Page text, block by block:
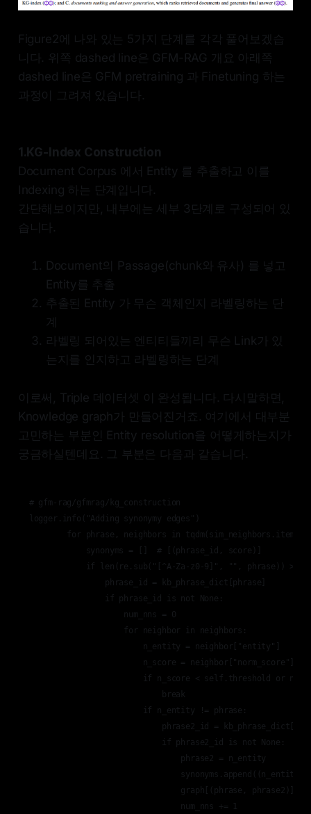
Figure2에 나와 있는 5가지 단계를 각각 풀어보겠습
니다. 위쪽 dashed line은 GFM-RAG 개요 아래쪽
dashed line은 GFM pretraining 과 Finetuning 하는
과정이 그려져 있습니다.
1.KG-Index Construction
Document Corpus 에서 Entity 를 추출하고 이를
Indexing 하는 단계입니다.
간단해보이지만, 내부에는 세부 3단계로 구성되어 있
습니다.
Document의 Passage(chunk와 유사) 를 넣고
Entity를 추출
추출된 Entity 가 무슨 객체인지 라벨링하는 단
계
라벨링 되어있는 엔티티들끼리 무슨 Link가 있
는지를 인지하고 라벨링하는 단계
이로써, Triple 데이터셋 이 완성됩니다. 다시말하면,
Knowledge graph가 만들어진거죠. 여기에서 대부분
고민하는 부분인 Entity resolution을 어떻게하는지가
궁금하실텐데요. 그 부분은 다음과 같습니다.
# gfm-rag/gfmrag/kg_construction
logger.info("Adding synonymy edges")
for phrase, neighbors in
            synonyms = []  # [(phrase_id, score)]
            if len(re.sub("[^A-Za-z0-9]", "", phrase)) > 2:
                phrase_id = kb_phrase_dict[phrase]
                if phrase_id is not None:
                    num_nns = 0
                    for neighbor in neighbors:
                        n_entity = neighbor["entity"]
                        n_score = neighbor["norm_score"]
if n_score < self.threshold or
                            break
                        if n_entity != phrase:
phrase2_id =
                            if phrase2_id is not None:
                                phrase2 = n_entity
synonyms.append((n_entity,
graph[(phrase, phrase2)] =
                                num_nns += 1